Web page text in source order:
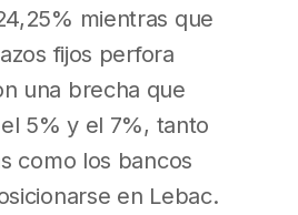
mientras que
fijos perfora
una brecha que
5% y el 7%, tanto
como los bancos
en Lebac.